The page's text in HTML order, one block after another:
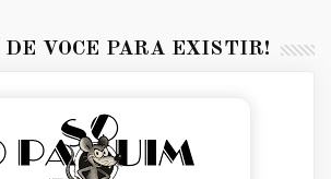
DE VOCÊ PARA EXISTIR!